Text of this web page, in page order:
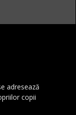
adresează
copii